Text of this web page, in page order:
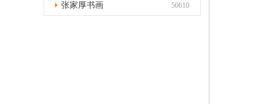
50610
张家厚书画